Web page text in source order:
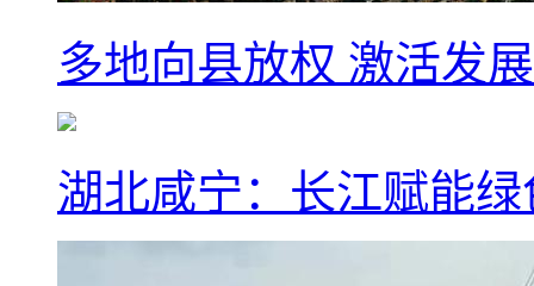
多地向县放权 激活发
湖北咸宁：长江赋能